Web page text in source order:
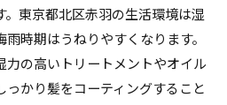
。東京都北区赤羽の生活環境は湿
時期はうねりやすくなります。
力の高いトリートメントやオイル
っかり髪をコーティングすること